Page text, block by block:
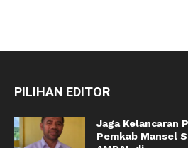
PILIHAN EDITOR
Jaga Kelancaran
Pemkab Mansel